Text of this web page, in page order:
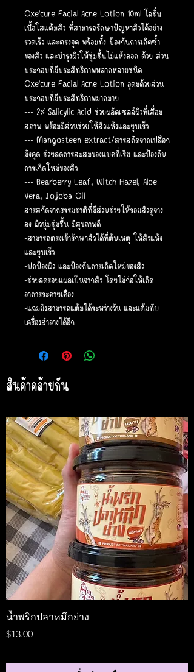
Oxe'cure Facial Acne Lotion 10ml โลชั่น
เนื้อใสแต้มสิว ที่สามารถรักษาปัญหาสิวได้อย่าง
รวดเร็ว และตรงจุด พร้อมทั้ง ป้องกันการเกิดซ้ำ
ของสิว และบำรุงผิวให้ชุ่มชื้นไม่แห้งลอก ด้วย ส่วน
ประกอบที่มีประสิทธิภาพหลากหลายชนิด
Oxe'cure Facial Acne Lotion อุดมด้วยส่วน
ประกอบที่มีประสิทธิภาพมากมาย
--- 2% Salicylic Acid ช่วยผลัดเซลล์ผิวที่เสื่อม
สภาพ พร้อมมีส่วนช่วยให้สิวแห้งและยุบเร็ว
--- Mangosteen extract/สารสกัดจากเปลือก
มังคุด ช่วยลดการสะสมของแบคที่เรีย และป้องกัน
การเกิดใหม่ของสิว
--- Bearberry Leaf, Witch Hazel, Aloe
Vera, Jojoba Oil
สารสกัดจากธรรมชาติที่มีส่วนช่วยให้รอยสิวดูจาง
ลง ผิวนุ่มชุ่มชื้น มีสุขภาพดี
-สามารถตรงเข้ารักษาสิวได้ที่ต้นเหตุ ให้สิวแห้ง
และยุบเร็ว
-ปกป้องผิว และป้องกันการเกิดใหม่ของสิว
-ช่วยลดรอยแผลเป็นจากสิว โดยไม่ก่อให้เกิด
อาการระคายเคือง
-แถมยังสามารถแต้มได้ระหว่างวัน และแต้มทับ
เครื่องสำอางได้อีก
สินค้าคล้ายกัน
น้ำพริกปลาหมึกย่าง
ราคา
$13.00